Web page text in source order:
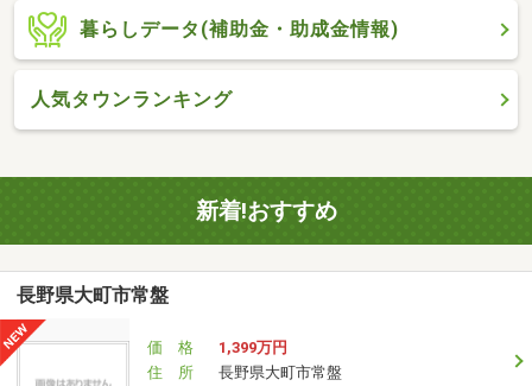
暮らしデータ(補助金・助成金情報)
人気タウンランキング
新着!おすすめ
長野県大町市常盤
価 格
1,399万円
住 所
長野県大町市常盤